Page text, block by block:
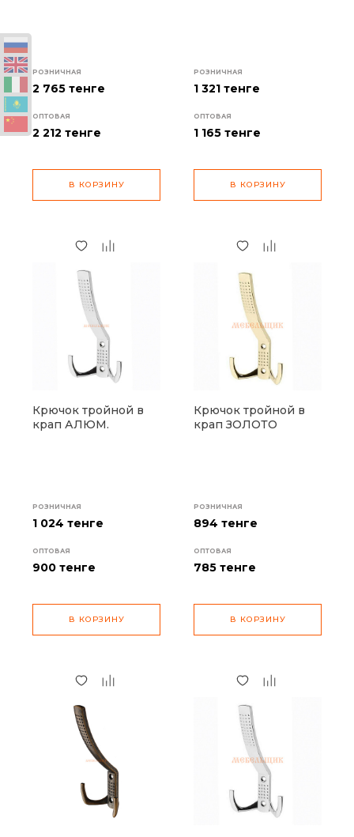
РОЗНИЧНАЯ
2 765 тенге
ОПТОВАЯ
2 212 тенге
В КОРЗИНУ
РОЗНИЧНАЯ
1 321 тенге
ОПТОВАЯ
1 165 тенге
В КОРЗИНУ
Крючок тройной в
крап АЛЮМ.
РОЗНИЧНАЯ
1 024 тенге
ОПТОВАЯ
900 тенге
В КОРЗИНУ
Крючок тройной в
крап ЗОЛОТО
РОЗНИЧНАЯ
894 тенге
ОПТОВАЯ
785 тенге
В КОРЗИНУ